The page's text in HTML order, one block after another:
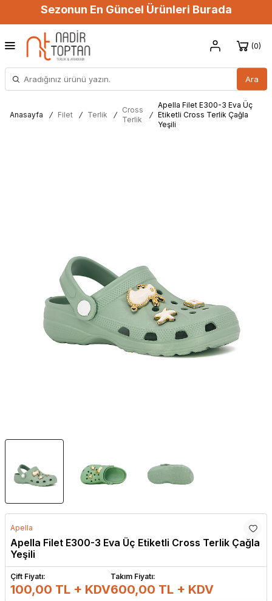
Sezonun En Güncel Ürünleri Burada
Ara
0
Anasayfa / Filet / Terlik /
Cross
Terlik
/
Apella Filet E300-3 Eva Üç
Etiketli Cross Terlik Çağla
Yeşili
Apella
Apella Filet E300-3 Eva Üç Etiketli Cross Terlik Çağla
Yeşili
Çift Fiyatı:
100,00 TL + KDV
Takım Fiyatı:
600,00 TL + KDV